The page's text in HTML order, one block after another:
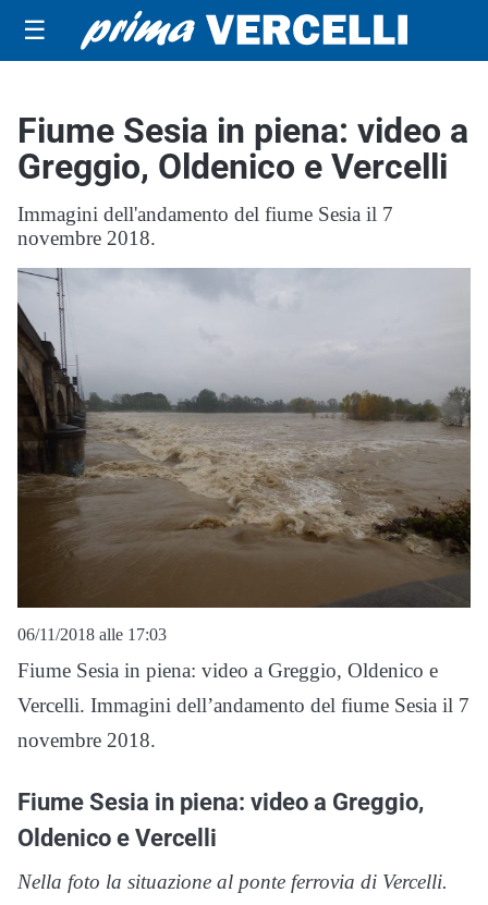
☰
Fiume Sesia in piena: video a
Greggio, Oldenico e Vercelli
Immagini dell'andamento del fiume Sesia il 7
novembre 2018.
06/11/2018 alle 17:03
Fiume Sesia in piena: video a Greggio, Oldenico e
Vercelli. Immagini dell’andamento del fiume Sesia il 7
novembre 2018.
Fiume Sesia in piena: video a Greggio,
Oldenico e Vercelli
Nella foto la situazione al ponte ferrovia di Vercelli.